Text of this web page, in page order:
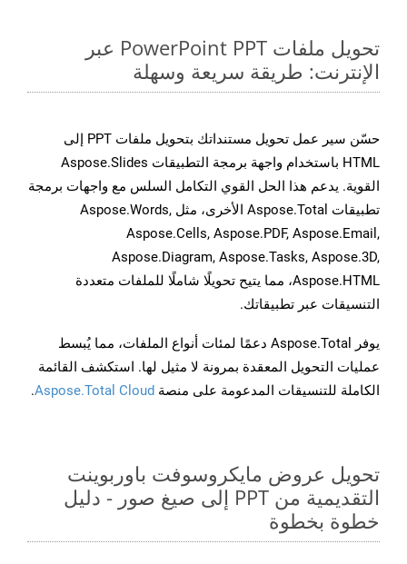
تحويل ملفات PowerPoint PPT عبر
الإنترنت: طريقة سريعة وسهلة
حسّن سير عمل تحويل مستنداتك بتحويل ملفات PPT إلى
HTML باستخدام واجهة برمجة التطبيقات Aspose.Slides
القوية. يدعم هذا الحل القوي التكامل السلس مع واجهات برمجة
تطبيقات Aspose.Total الأخرى، مثل Aspose.Words,
Aspose.Cells, Aspose.PDF, Aspose.Email,
Aspose.Diagram, Aspose.Tasks, Aspose.3D,
Aspose.HTML، مما يتيح تحويلًا شاملًا للملفات متعددة
التنسيقات عبر تطبيقاتك.
يوفر Aspose.Total دعمًا لمئات أنواع الملفات، مما يُبسط
عمليات التحويل المعقدة بمرونة لا مثيل لها. استكشف القائمة
الكاملة للتنسيقات المدعومة على منصة Aspose.Total Cloud
.
تحويل عروض مايكروسوفت باوربوينت
التقديمية من PPT إلى صيغ صور - دليل
خطوة بخطوة